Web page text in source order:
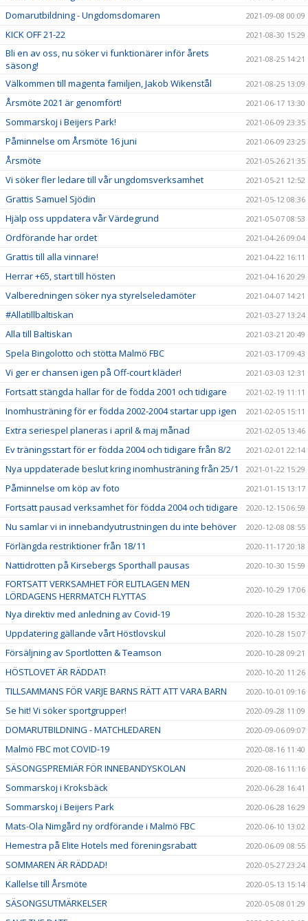
Domarutbildning - Ungdomsdomaren 2021-09-08 00:09
KICK OFF 21-22 2021-08-30 15:29
Bli en av oss, nu söker vi funktionärer inför årets
säsong!
2021-08-25 14:21
Välkommen till magenta familjen, Jakob Wikenstål 2021-08-25 13:09
Årsmöte 2021 är genomfört! 2021-06-17 13:30
Sommarskoj i Beijers Park! 2021-06-09 23:35
Påminnelse om Årsmöte 16 juni 2021-06-09 23:25
Årsmöte 2021-05-26 21:35
Vi söker fler ledare till vår ungdomsverksamhet 2021-05-21 12:52
Grattis Samuel Sjödin 2021-05-12 08:36
Hjälp oss uppdatera vår Värdegrund 2021-05-07 08:53
Ordförande har ordet 2021-04-26 09:04
Grattis till alla vinnare! 2021-04-22 16:11
Herrar +65, start till hösten 2021-04-16 20:29
Valberedningen söker nya styrelseledamöter 2021-04-07 14:21
#Allatillbaltiskan 2021-03-27 13:24
Alla till Baltiskan 2021-03-21 20:49
Spela Bingolotto och stötta Malmö FBC 2021-03-17 09:43
Vi ger er chansen igen på Off-court kläder! 2021-03-03 12:31
Fortsatt stängda hallar för de födda 2001 och tidigare 2021-02-19 11:11
Inomhusträning för er födda 2002-2004 startar upp igen 2021-02-05 15:11
Extra seriespel planeras i april & maj månad 2021-02-05 13:46
Ev träningsstart för er födda 2004 och tidigare från 8/2 2021-02-01 22:14
Nya uppdaterade beslut kring inomhusträning från 25/1 2021-01-22 15:29
Påminnelse om köp av foto 2021-01-15 13:17
Fortsatt pausad verksamhet för födda 2004 och tidigare 2020-12-15 06:59
Nu samlar vi in innebandyutrustningen du inte behöver 2020-12-08 08:55
Förlängda restriktioner från 18/11 2020-11-17 20:18
Nattidrotten på Kirsebergs Sporthall pausas 2020-10-30 15:59
FORTSATT VERKSAMHET FÖR ELITLAGEN MEN
LÖRDAGENS HERRMATCH FLYTTAS
2020-10-29 17:06
Nya direktiv med anledning av Covid-19 2020-10-28 15:32
Uppdatering gällande vårt Höstlovskul 2020-10-28 15:07
Försäljning av Sportlotten & Teamson 2020-10-28 09:21
HÖSTLOVET ÄR RÄDDAT! 2020-10-20 11:26
TILLSAMMANS FÖR VARJE BARNS RÄTT ATT VARA BARN 2020-10-01 09:16
Se hit! Vi söker sportgrupper! 2020-09-28 11:09
DOMARUTBILDNING - MATCHLEDAREN 2020-09-06 09:07
Malmö FBC mot COVID-19 2020-08-16 11:40
SÄSONGSPREMIÄR FÖR INNEBANDYSKOLAN 2020-08-16 11:16
Sommarskoj i Kroksbäck 2020-06-28 16:41
Sommarskoj i Beijers Park 2020-06-28 16:29
Mats-Ola Nimgård ny ordförande i Malmö FBC 2020-06-10 13:02
Hemestra på Elite Hotels med föreningsrabatt 2020-06-09 08:55
SOMMAREN ÄR RÄDDAD! 2020-05-27 23:24
Kallelse till Årsmöte 2020-05-13 15:14
SÄSONGSUTMÄRKELSER 2020-05-08 01:29